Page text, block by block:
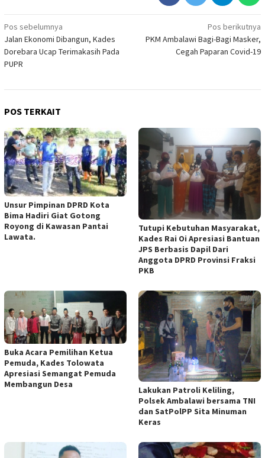
Navigasi
pos
Pos sebelumnya
Jalan Ekonomi Dibangun, Kades
Dorebara Ucap Terimakasih Pada
PUPR
Pos berikutnya
PKM Ambalawi Bagi-Bagi Masker,
Cegah Paparan Covid-19
POS TERKAIT
Unsur Pimpinan DPRD Kota
Bima Hadiri Giat Gotong
Royong di Kawasan Pantai
Lawata.
Tutupi Kebutuhan Masyarakat,
Kades Rai Oi Apresiasi Bantuan
JPS Berbasis Dapil Dari
Anggota DPRD Provinsi Fraksi
PKB
Buka Acara Pemilihan Ketua
Pemuda, Kades Tolowata
Apresiasi Semangat Pemuda
Membangun Desa
Lakukan Patroli Keliling,
Polsek Ambalawi bersama TNI
dan SatPolPP Sita Minuman
Keras